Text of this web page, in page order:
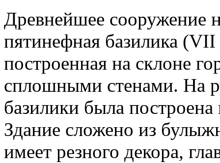
Древнейшее сооружение
пятинефная базилика (VII
построенная на склоне
сплошными стенами. На
базилики была
Здание сложено из
имеет резного декора,